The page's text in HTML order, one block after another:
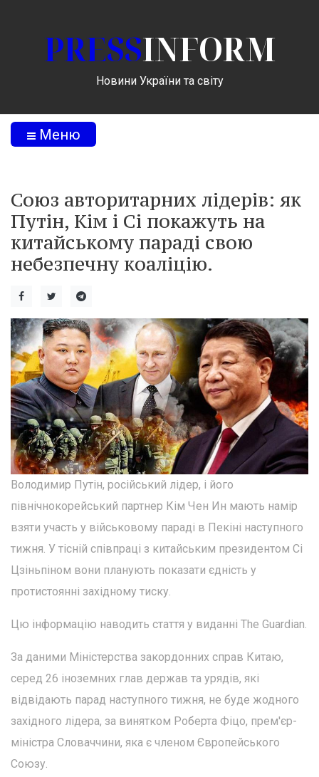
PRESSINFORM
Новини України та світу
Меню
Союз авторитарних лідерів: як
Путін, Кім і Сі покажуть на
китайському параді свою
небезпечну коаліцію.
Володимир Путін, російський лідер, і його
північнокорейський партнер Кім Чен Ин мають намір
взяти участь у військовому параді в Пекіні наступного
тижня. У тісній співпраці з китайським президентом Сі
Цзіньпіном вони планують показати єдність у
протистоянні західному тиску.
Цю інформацію наводить стаття у виданні The Guardian.
За даними Міністерства закордонних справ Китаю,
серед 26 іноземних глав держав та урядів, які
відвідають парад наступного тижня, не буде жодного
західного лідера, за винятком Роберта Фіцо, прем'єр-
міністра Словаччини, яка є членом Європейського
Союзу.